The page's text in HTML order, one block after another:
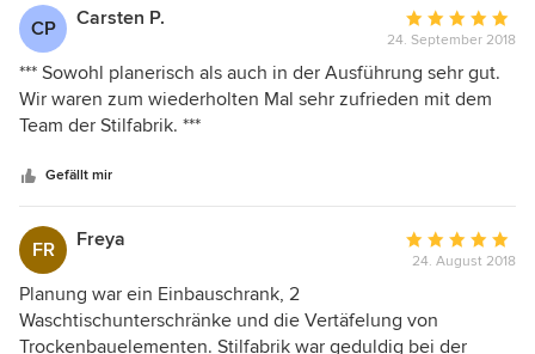
CP Carsten P.
Bewertung:
5
von
24. September 2018
*** Sowohl planerisch als auch in der Ausführung sehr gut.
Wir waren zum wiederholten Mal sehr zufrieden mit dem
Team der Stilfabrik. ***
Gefällt mir
FR Freya
Bewertung:
von
5
24. August 2018
Planung war ein Einbauschrank, 2
Waschtischunterschränke und die Vertäfelung von
Trockenbauelementen. Stilfabrik war geduldig bei der